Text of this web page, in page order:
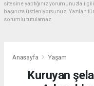
sitesine yaptığınız yorumunuzla
başınıza üstleniyorsunuz.
sorumlu tutulamaz.
Anasayfa Yaşam
Kuruyan